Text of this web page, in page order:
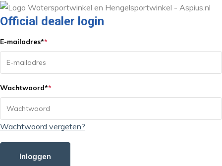
Official dealer login
E-mailadres**
Wachtwoord**
Wachtwoord vergeten?
Inloggen